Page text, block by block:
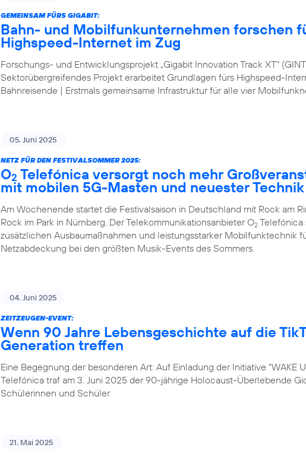
GEMEINSAM FÜRS GIGABIT:
Bahn- und Mobilfunkunternehmen forschen
Highspeed-Internet im Zug
Forschungs- und Entwicklungsprojekt „Gigabit Innovation Track XT“
Sektorübergreifendes Projekt erarbeitet Grundlagen fürs Highspeed-
Bahnreisende | Erstmals gemeinsame Infrastruktur für alle vier
05. Juni 2025
NETZ FÜR DEN FESTIVALSOMMER 2025:
O2 Telefónica versorgt noch mehr
mit mobilen 5G-Masten und neuester Technik
Am Wochenende startet die Festivalsaison in Deutschland mit Rock am
Rock im Park in Nürnberg. Der Telekommunikationsanbieter O2 Telefónica
zusätzlichen Ausbaumaßnahmen und leistungsstarker Mobilfunktechnik
Netzabdeckung bei den größten Musik-Events des Sommers.
04. Juni 2025
ZEITZEUGEN-EVENT:
Wenn 90 Jahre Lebensgeschichte auf die
Generation treffen
Eine Begegnung der besonderen Art: Auf Einladung der Initiative "WAKE
Telefónica traf am 3. Juni 2025 der 90-jährige Holocaust-Überlebende
Schülerinnen und Schüler.
21. Mai 2025